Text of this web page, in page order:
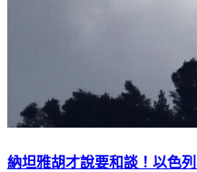
納坦雅胡才說要和談！以色